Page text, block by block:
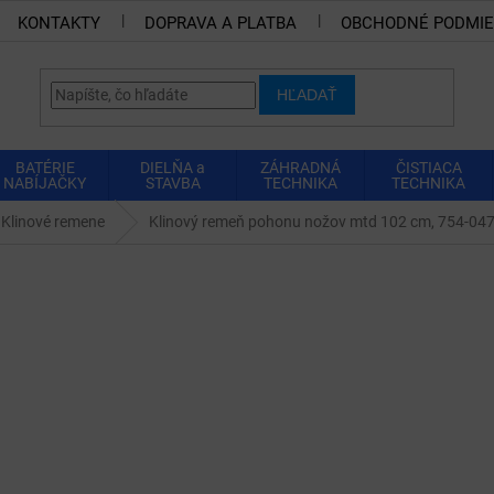
KONTAKTY DOPRAVA A PLATBA OBCHODNÉ
HĽADAŤ
BATÉRIE
NABÍJAČKY
DIELŇA a
STAVBA
ZÁHRADNÁ
TECHNIKA
ČISTIACA
TECHNIKA
Klinové remene Klinový remeň pohonu nožov mtd 102 cm, 754-